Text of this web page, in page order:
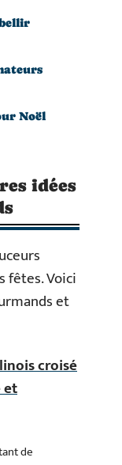
Noël
idées
fêtes. Voici
et
croisé
et
de